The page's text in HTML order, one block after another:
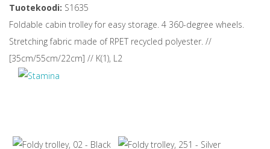
Tuotekoodi: S1635
Foldable cabin trolley for easy storage. 4 360-degree wheels.
Stretching fabric made of RPET recycled polyester. //
[35cm/55cm/22cm] // K(1), L2